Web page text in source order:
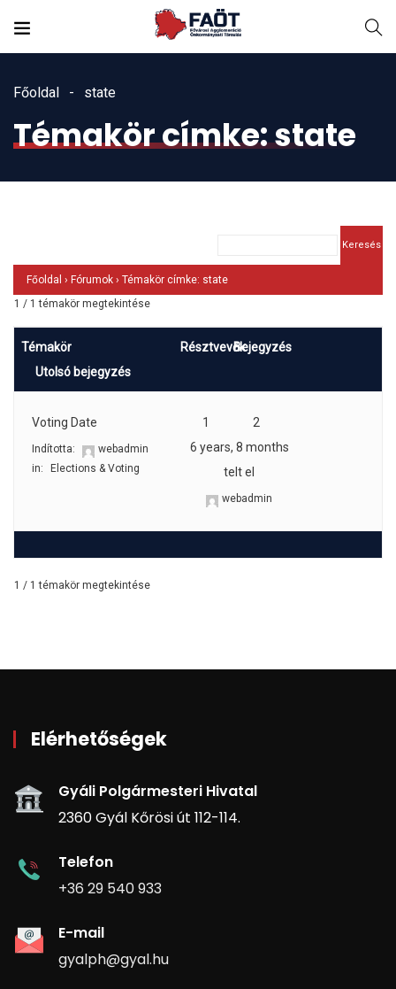
Főoldal state
Témakör címke: state
Főoldal › Fórumok › Témakör címke: state
1 / 1 témakör megtekintése
Témakör RésztvevőkBejegyzés
Utolsó bejegyzés
Voting Date
Indította:
webadmin
in:
Elections & Voting
1
2
6 years, 8 months
telt el
webadmin
1 / 1 témakör megtekintése
Elérhetőségek
Gyáli Polgármesteri Hivatal
2360 Gyál Kőrösi út 112-114.
Telefon
+36 29 540 933
E-mail
gyalph@gyal.hu